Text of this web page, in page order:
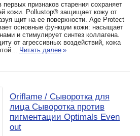
признаков старения сохраняет
кожи. Pollustop® защищает кожу от
щит на ее поверхности. Age Protect
основные функции кожи: насыщает
и стимулирует синтез коллагена.
от агрессивных воздействий, кожа
Читать далее »
Oriflame / Cыворотка для
лица Сыворотка против
пигментации Optimals Even
out